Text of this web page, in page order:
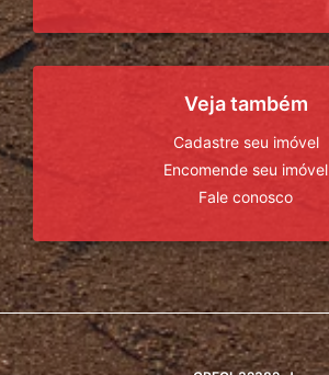
Veja também
Cadastre seu imóvel
Encomende seu imóvel
Fale conosco